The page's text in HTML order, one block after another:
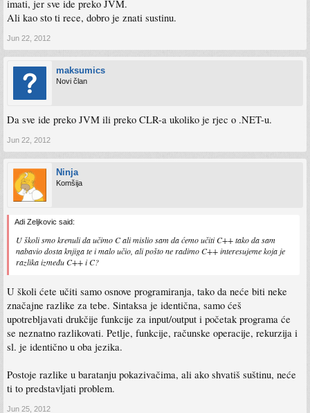
imati, jer sve ide preko JVM.
Ali kao sto ti rece, dobro je znati sustinu.
Jun 22, 2012
maksumics
Novi član
Da sve ide preko JVM ili preko CLR-a ukoliko je rjec o .NET-u.
Jun 22, 2012
Ninja
Komšija
Adi Zeljkovic said:
U školi smo krenuli da učimo C ali mislio sam da ćemo učiti C++ tako da sam
nabavio dosta knjiga te i malo učio, ali pošto ne radimo C++ interesujeme koja je
razlika između C++ i C?
U školi ćete učiti samo osnove programiranja, tako da neće biti neke
značajne razlike za tebe. Sintaksa je identična, samo ćeš
upotrebljavati drukčije funkcije za input/output i početak programa će
se neznatno razlikovati. Petlje, funkcije, računske operacije, rekurzija i
sl. je identično u oba jezika.
Postoje razlike u baratanju pokazivačima, ali ako shvatiš suštinu, neće
ti to predstavljati problem.
Jun 25, 2012